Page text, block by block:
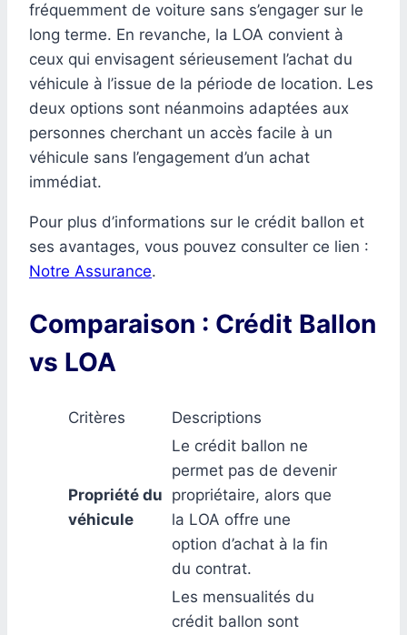
fréquemment de voiture sans s’engager sur le
long terme. En revanche, la LOA convient à
ceux qui envisagent sérieusement l’achat du
véhicule à l’issue de la période de location. Les
deux options sont néanmoins adaptées aux
personnes cherchant un accès facile à un
véhicule sans l’engagement d’un achat
immédiat.
Pour plus d’informations sur le crédit ballon et
ses avantages, vous pouvez consulter ce lien :
Notre Assurance.
Comparaison : Crédit Ballon
vs LOA
Critères Descriptions
Propriété du
véhicule
Le crédit ballon ne
permet pas de devenir
propriétaire, alors que
la LOA offre une
option d’achat à la fin
du contrat.
Les mensualités du
crédit ballon sont